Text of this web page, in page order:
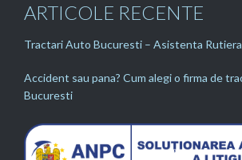
ARTICOLE RECENTE
Tractari Auto Bucuresti – Asistenta
Accident sau pana? Cum alegi o firma de
Bucuresti